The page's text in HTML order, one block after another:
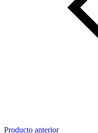
Producto anterior